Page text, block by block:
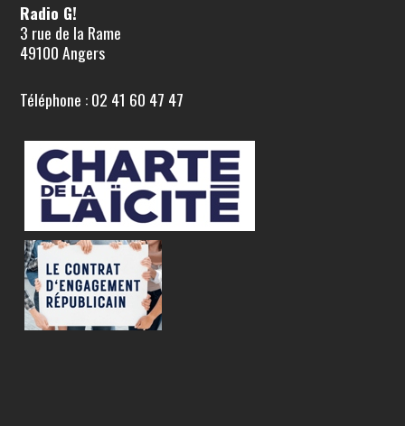
Radio G!
3 rue de la Rame
49100 Angers
Téléphone : 02 41 60 47 47